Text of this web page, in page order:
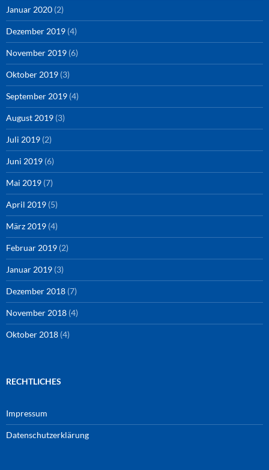
Januar 2020 (2)
Dezember 2019 (4)
November 2019 (6)
Oktober 2019 (3)
September 2019 (4)
August 2019 (3)
Juli 2019 (2)
Juni 2019 (6)
Mai 2019 (7)
April 2019 (5)
März 2019 (4)
Februar 2019 (2)
Januar 2019 (3)
Dezember 2018 (7)
November 2018 (4)
Oktober 2018 (4)
RECHTLICHES
Impressum
Datenschutzerklärung